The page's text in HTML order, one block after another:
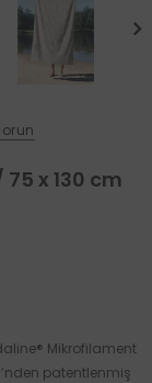
x 130 cm
Mikrofilament
patentlenmiş